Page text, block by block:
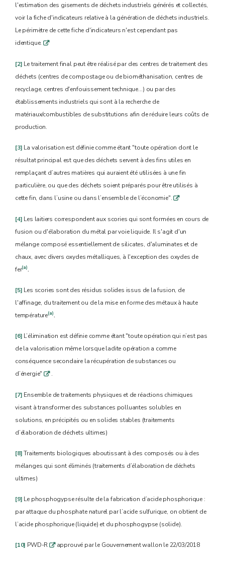
l'estimation des gisements de déchets industriels générés et collectés,
voir la fiche d'indicateurs relative à la génération de déchets industriels.
Le périmètre de cette fiche d'indicateurs n'est cependant pas
identique.q
[2] Le traitement final peut être réalisé par des centres de traitement des
déchets (centres de compostage ou de biométhanisation, centres de
recyclage, centres d'enfouissement technique…) ou par des
établissements industriels qui sont à la recherche de
matériaux/combustibles de substitutions afin de réduire leurs coûts de
production.
[3] La valorisation est définie comme étant "toute opération dont le
résultat principal est que des déchets servent à des fins utiles en
remplaçant d’autres matières qui auraient été utilisées à une fin
particulière, ou que des déchets soient préparés pour être utilisés à
cette fin, dans l’usine ou dans l’ensemble de l’économie".q
[4] Les laitiers correspondent aux scories qui sont formées en cours de
fusion ou d'élaboration du métal par voie liquide. Il s'agit d'un
mélange composé essentiellement de silicates, d'aluminates et de
chaux, avec divers oxydes métalliques, à l'exception des oxydes de
fer(a).
[5] Les scories sont des résidus solides issus de la fusion, de
l'affinage, du traitement ou de la mise en forme des métaux à haute
température(a).
[6] L’élimination est définie comme étant "toute opération qui n’est pas
de la valorisation même lorsque ladite opération a comme
conséquence secondaire la récupération de substances ou
d’énergie"q.
[7] Ensemble de traitements physiques et de réactions chimiques
visant à transformer des substances polluantes solubles en
solutions, en précipités ou en solides stables (traitements
d’élaboration de déchets ultimes)
[8]Traitements biologiques aboutissant à des composés ou à des
mélanges qui sont éliminés (traitements d’élaboration de déchets
ultimes)
[9] Le phosphogypse résulte de la fabrication d’acide phosphorique :
par attaque du phosphate naturel par l’acide sulfurique, on obtient de
l’acide phosphorique (liquide) et du phosphogypse (solide).
[10] PWD-Rqapprouvé par le Gouvernement wallon le 22/03/2018